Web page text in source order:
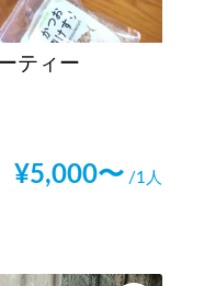
ティー
¥5,000〜 /1人